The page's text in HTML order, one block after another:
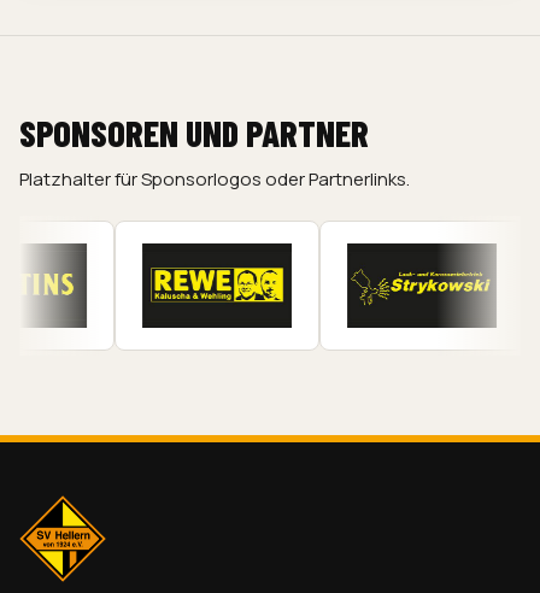
SPONSOREN UND PARTNER
Platzhalter für Sponsorlogos oder Partnerlinks.